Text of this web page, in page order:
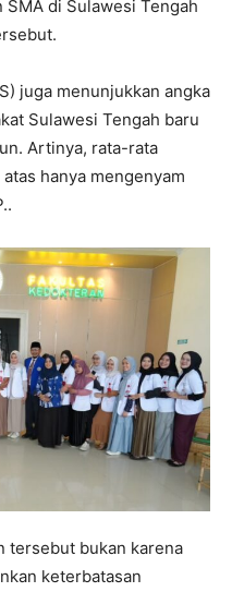
di Sulawesi Tengah
juga menunjukkan angka
Sulawesi Tengah baru
Artinya, rata-rata
hanya mengenyam
tersebut bukan karena
keterbatasan